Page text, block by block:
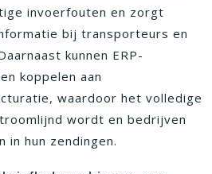
invoerfouten en zorgt
bij transporteurs en
kunnen ERP-
koppelen aan
waardoor het volledige
wordt en bedrijven
in hun zendingen.